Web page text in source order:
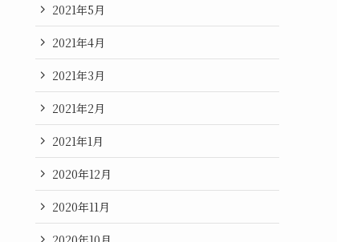
2021年5月
2021年4月
2021年3月
2021年2月
2021年1月
2020年12月
2020年11月